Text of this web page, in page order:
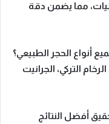
مما يضمن دقة
الحجر الطبيعي؟
التركي، الجرانيت
أفضل النتائج